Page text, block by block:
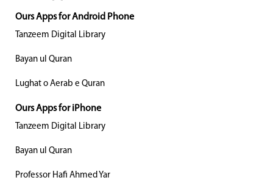
Ours Apps for Android Phone
Tanzeem Digital Library
Bayan ul Quran
Lughat o Aerab e Quran
Ours Apps for iPhone
Tanzeem Digital Library
Bayan ul Quran
Professor Hafi Ahmed Yar